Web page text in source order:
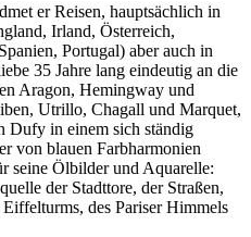
er Reisen, hauptsächlich in
Irland, Österreich,
Portugal) aber auch in
35 Jahre lang eindeutig an die
Aragon, Hemingway und
Utrillo, Chagall und Marquet,
Dufy in einem sich ständig
von blauen Farbharmonien
seine Ölbilder und Aquarelle:
der Stadttore, der Straßen,
des Pariser Himmels